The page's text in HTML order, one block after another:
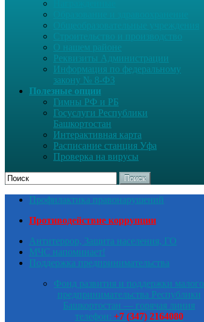
О нашем районе
Реквизиты Администрации
Информация по федеральному
закону № 8-ФЗ
Полезные опции
Гимны РФ и РБ
Госуслуги Республики
Башкортостан
Интерактивная карта
Расписание станция Уфа
Проверка на вирусы
Поиск
Профилактика правонарушений
Противодействие коррупции
Антитеррор, Защита населения, ГО
МЧС напоминает!
Поддержка предпринимательства
Фонд развития и поддержки малого
предпринимательства Республики
Башкортостан — горячая линия
телефон: +7 (347) 2164080